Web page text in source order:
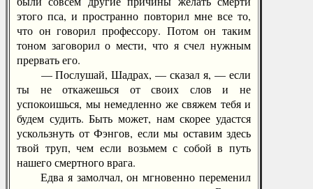
этого пса, и пространно повторил мне все то,
что он говорил профессору. Потом он таким
тоном заговорил о мести, что я счел нужным
прервать его.
— Послушай, Шадрах, — сказал я, — если
ты не откажешься от своих слов и не
успокоишься, мы немедленно же свяжем тебя и
будем судить. Быть может, нам скорее удастся
ускользнуть от Фэнгов, если мы оставим здесь
твой труп, чем если возьмем с собой в путь
нашего смертного врага.
Едва я замолчал, он мгновенно переменил